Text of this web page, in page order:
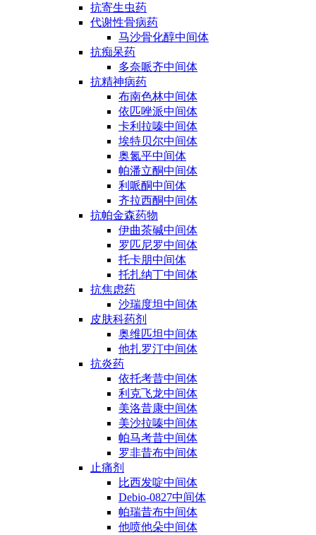
抗寄生虫药
代谢性骨病药
马沙骨化醇中间体
抗痴呆药
多奈哌齐中间体
抗精神病药
布南色林中间体
依匹唑派中间体
卡利拉嗪中间体
埃特贝尔中间体
奥氮平中间体
帕潘立酮中间体
利哌酮中间体
齐拉西酮中间体
抗帕金森药物
伊曲茶碱中间体
罗匹尼罗中间体
托卡朋中间体
托扎纳丁中间体
抗焦虑药
沙瑞度坦中间体
皮肤科药剂
奥维匹坦中间体
他扎罗汀中间体
抗炎药
依托考昔中间体
利克飞龙中间体
美洛昔康中间体
美沙拉嗪中间体
帕马考昔中间体
罗非昔布中间体
止痛剂
比西发啶中间体
Debio-0827中间体
帕瑞昔布中间体
他喷他朵中间体